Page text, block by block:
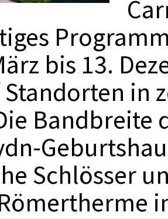
bis 13.
in
Schlösser